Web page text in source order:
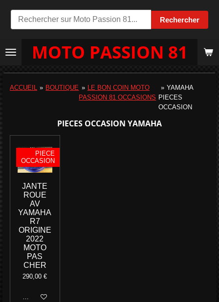
Rechercher
Passer
au
principal
MOTO PASSION 81
ACCUEIL » BOUTIQUE » LE BON COIN MOTO
PASSION 81 OCCASIONS
» YAMAHA
PIECES
OCCASION
PIECES OCCASION YAMAHA
PIECE
OCCASION
JANTE
ROUE
AV
YAMAHA
R7
ORIGINE
2022
MOTO
PAS
CHER
290,00 €
Ajouter au panier